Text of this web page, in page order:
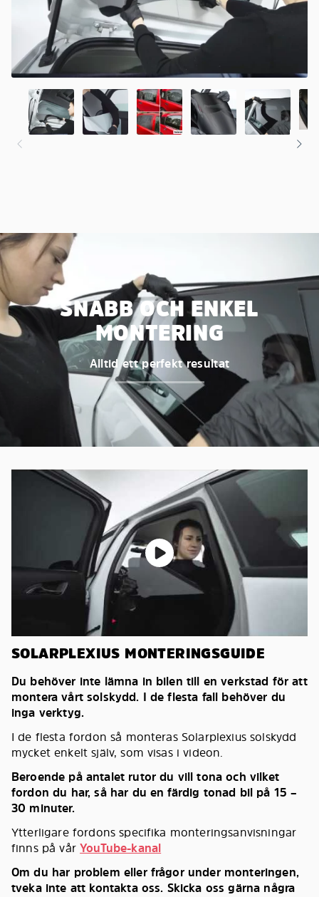
SNABB OCH ENKEL
MONTERING
Alltid ett perfekt resultat
SOLARPLEXIUS MONTERINGSGUIDE
Du behöver inte lämna in bilen till en verkstad för att
montera vårt solskydd. I de flesta fall behöver du
inga verktyg.
I de flesta fordon så monteras Solarplexius solskydd
mycket enkelt själv, som visas i videon.
Beroende på antalet rutor du vill tona och vilket
fordon du har, så har du en färdig tonad bil på 15 –
30 minuter.
Ytterligare fordons specifika monteringsanvisningar
finns på vårYouTube-kanal
Om du har problem eller frågor under monteringen,
tveka inte att kontakta oss. Skicka oss gärna några